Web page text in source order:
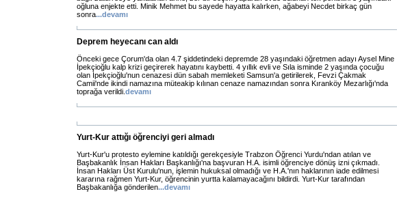
oğluna enjekte etti. Minik Mehmet bu sayede hayatta kalırken, ağabeyi Necdet birkaç gün
sonra...devamı
Deprem heyecanı can aldı
Önceki gece Çorum'da olan 4.7 şiddetindeki depremde 28 yaşındaki öğretmen adayı Aysel Mine
İpekçioğlu kalp krizi geçirerek hayatını kaybetti. 4 yıllık evli ve Sıla isminde 2 yaşında çocuğu
olan İpekçioğlu'nun cenazesi dün sabah memleketi Samsun'a getirilerek, Fevzi Çakmak
Camii'nde ikindi namazına müteakip kılınan cenaze namazından sonra Kıranköy Mezarlığı'nda
toprağa verildi. devamı
Yurt-Kur attığı öğrenciyi geri almadı
Yurt-Kur'u protesto eylemine katıldığı gerekçesiyle Trabzon Öğrenci Yurdu'ndan atılan ve
Başbakanlık İnsan Hakları Başkanlığı'na başvuran H.A. isimli öğrenciye dönüş izni çıkmadı.
İnsan Hakları Üst Kurulu'nun, işlemin hukuksal olmadığı ve H.A.'nın haklarının iade edilmesi
kararına rağmen Yurt-Kur, öğrencinin yurtta kalamayacağını bildirdi. Yurt-Kur tarafından
Başbakanlığa gönderilen...devamı